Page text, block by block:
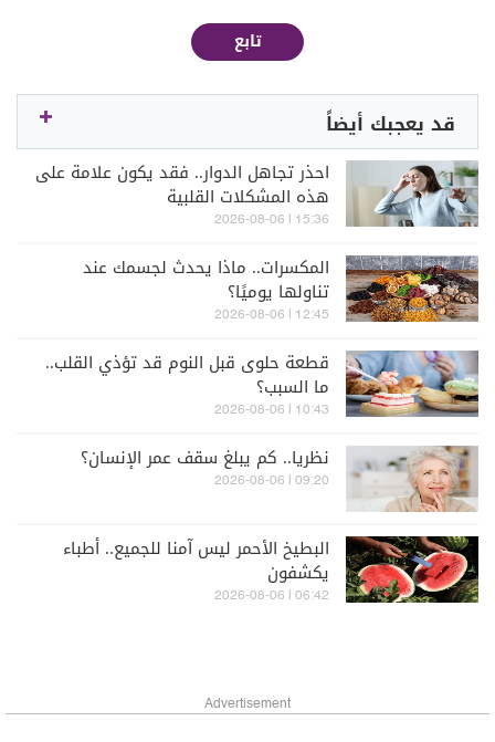
تابع
قد يعجبك أيضاً
احذر تجاهل الدوار.. فقد يكون علامة على
هذه المشكلات القلبية
15:36 | 2026-08-06
المكسرات.. ماذا يحدث لجسمك عند
تناولها يوميًا؟
12:45 | 2026-08-06
قطعة حلوى قبل النوم قد تؤذي القلب..
ما السبب؟
10:43 | 2026-08-06
نظريا.. كم يبلغ سقف عمر الإنسان؟
09:20 | 2026-08-06
البطيخ الأحمر ليس آمنا للجميع.. أطباء
يكشفون
06:42 | 2026-08-06
Advertisement